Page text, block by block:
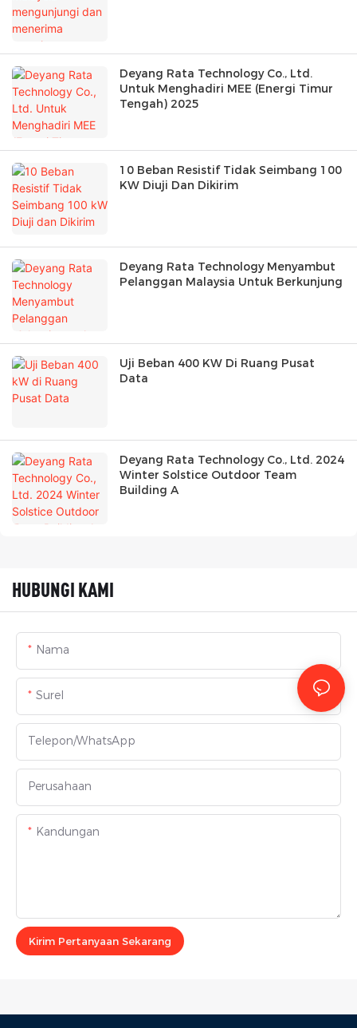
Deyang Rata Technology Co., Ltd.
Untuk Menghadiri MEE (Energi Timur
Tengah) 2025
10 Beban Resistif Tidak Seimbang 100
KW Diuji Dan Dikirim
Deyang Rata Technology Menyambut
Pelanggan Malaysia Untuk Berkunjung
Uji Beban 400 KW Di Ruang Pusat
Data
Deyang Rata Technology Co., Ltd. 2024
Winter Solstice Outdoor Team
Building A
HUBUNGI KAMI
Nama
Surel
Telepon/WhatsApp
Perusahaan
Kandungan
Kirim Pertanyaan Sekarang